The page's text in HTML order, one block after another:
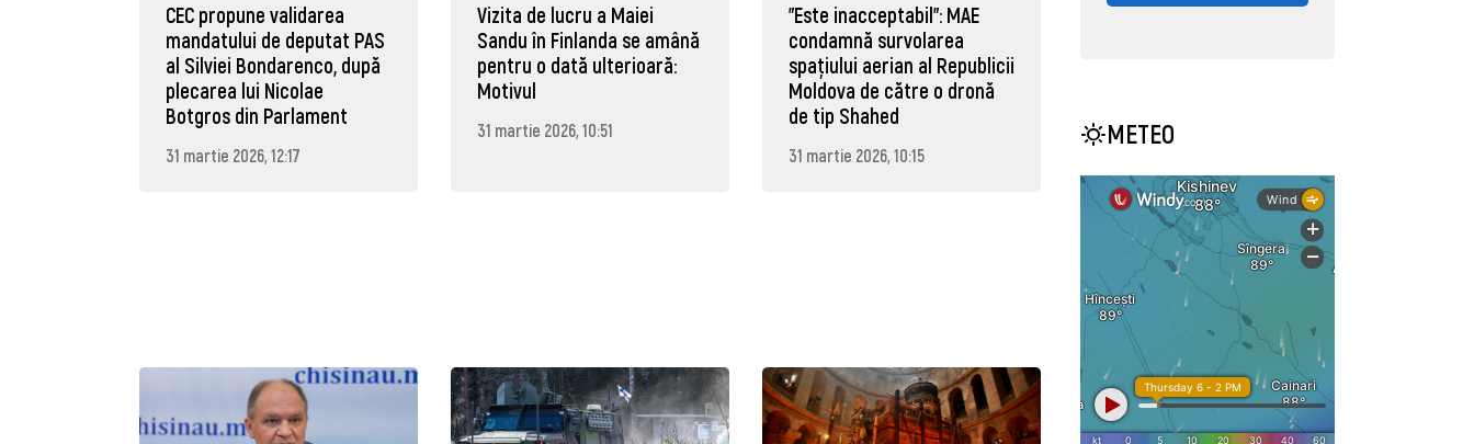
CEC propune validarea
mandatului de deputat PAS
al Silviei Bondarenco, după
plecarea lui Nicolae
Botgros din Parlament
31 martie 2026, 12:17
Vizita de lucru a Maiei
Sandu în Finlanda se amână
pentru o dată ulterioară:
Motivul
31 martie 2026, 10:51
"Este inacceptabil": MAE
condamnă survolarea
spațiului aerian al Republicii
Moldova de către o dronă
de tip Shahed
31 martie 2026, 10:15
METEO